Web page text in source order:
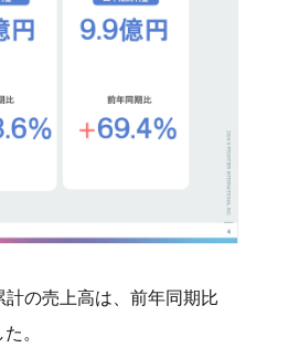
の売上高は、前年同期比
。